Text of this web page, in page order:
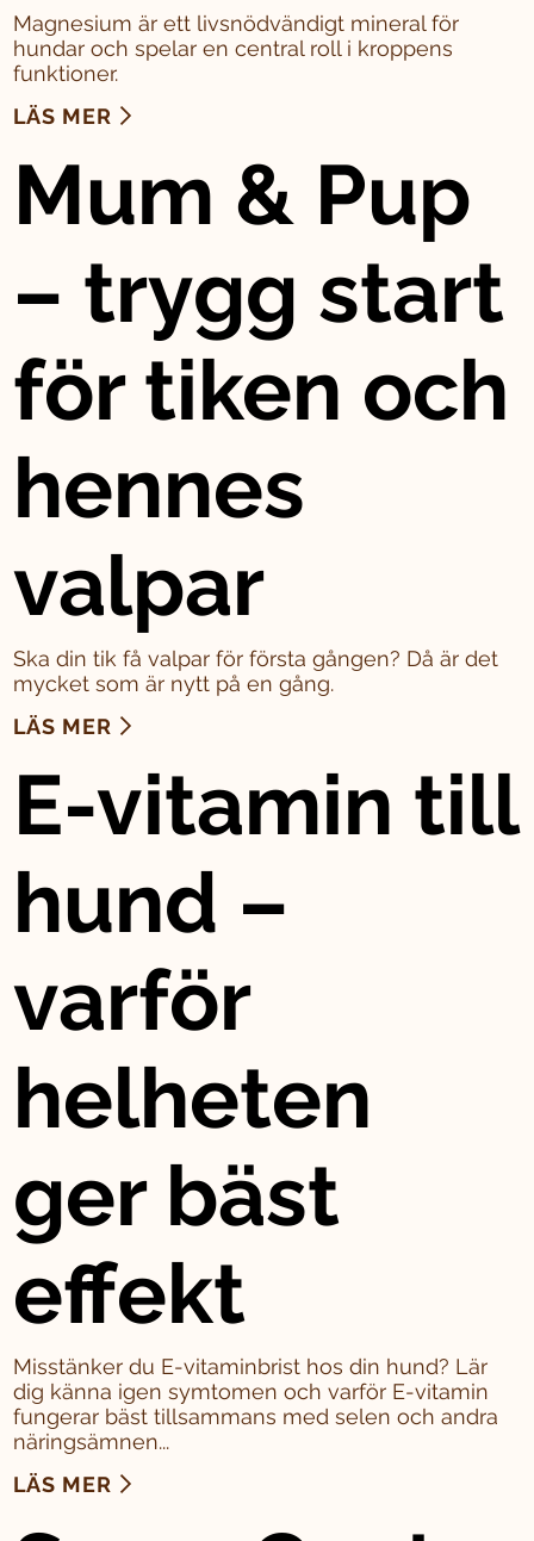
Magnesium är ett livsnödvändigt mineral för
hundar och spelar en central roll i kroppens
funktioner.
LÄS MER
Mum & Pup
– trygg start
för tiken och
hennes
valpar
Ska din tik få valpar för första gången? Då är det
mycket som är nytt på en gång.
LÄS MER
E-vitamin till
hund –
varför
helheten
ger bäst
effekt
Misstänker du E-vitaminbrist hos din hund? Lär
dig känna igen symtomen och varför E-vitamin
fungerar bäst tillsammans med selen och andra
näringsämnen...
LÄS MER